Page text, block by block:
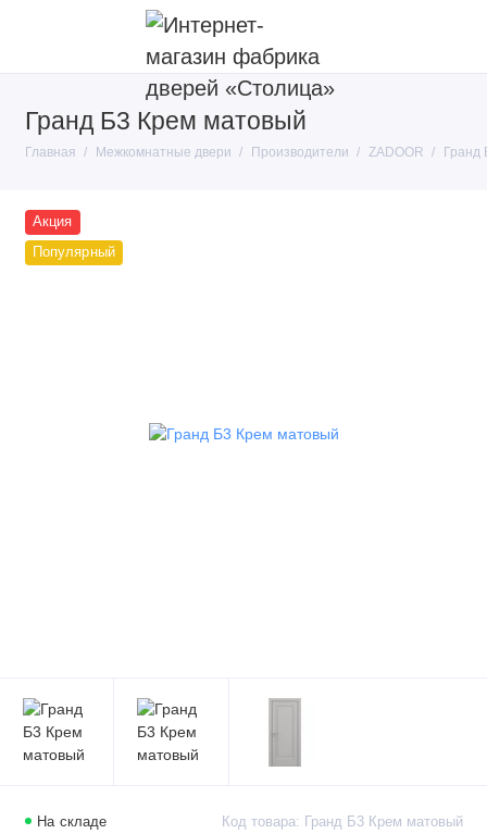
Гранд Б3 Крем матовый
Главная Межкомнатные двери Производители ZADOOR Гранд
Покрытие
Производители
Акция
Популярный
На складе Код товара: Гранд Б3 Крем матовый